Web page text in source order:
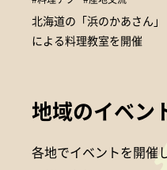
北海道の「浜のかあさん」
による料理教室を開催
地域のイベン
各地でイベントを開催